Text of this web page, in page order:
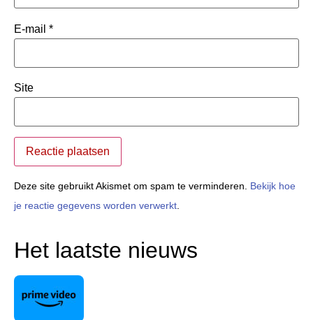
E-mail *
Site
Deze site gebruikt Akismet om spam te verminderen. Bekijk hoe
je reactie gegevens worden verwerkt
Het laatste nieuws